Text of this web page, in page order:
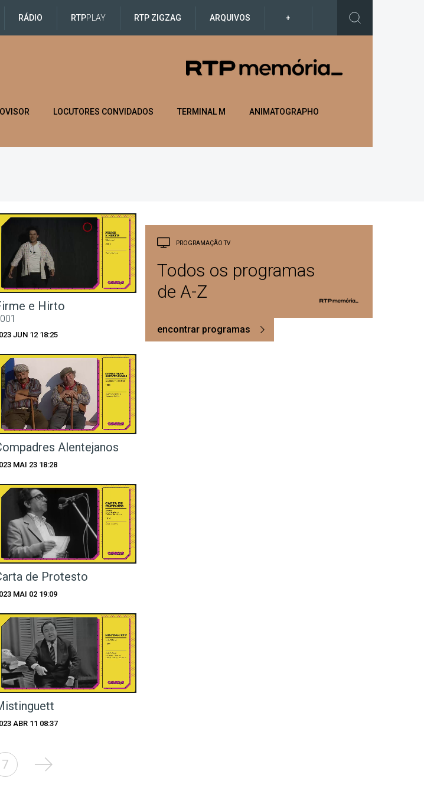
RÁDIO RTPPLAY RTP ZIGZAG ARQUIVOS +
LOCUTORES CONVIDADOS TERMINAL M ANIMATOGRAPHO
e Hirto
JUN 12 18:25
Alentejanos
MAI 23 18:28
de Protesto
MAI 02 19:09
ABR 11 08:37
7
PROGRAMAÇÃO TV
Todos os programas
de A-Z
encontrar programas